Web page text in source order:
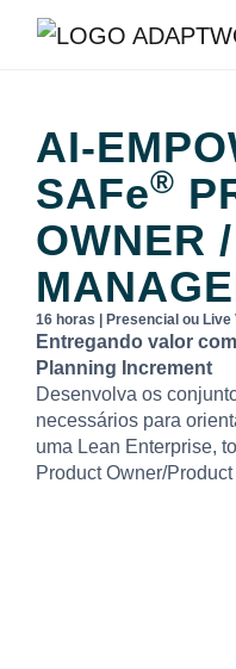
AI-
SAFe®
OWNER
16 horas | Presencial ou Live
Entregando valor
Planning Increment
Desenvolva os
necessários para
uma Lean Enterprise,
Product Owner/